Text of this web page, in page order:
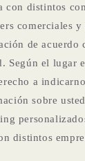
con distintos
comerciales
de acuerdo
Según el lugar
a
sobre
distintos